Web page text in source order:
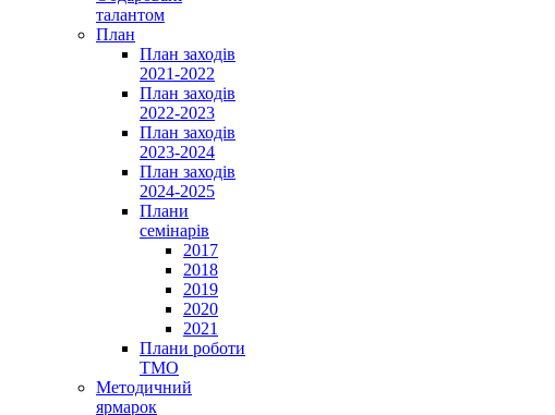
талантом
План
План заходів
2021-2022
План заходів
2022-2023
План заходів
2023-2024
План заходів
2024-2025
Плани
семінарів
2017
2018
2019
2020
2021
Плани роботи
ТМО
Методичний
ярмарок